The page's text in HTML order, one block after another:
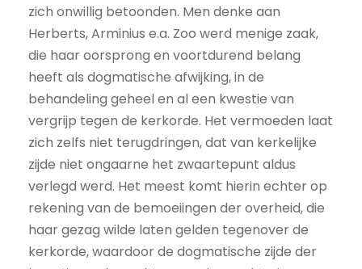
zich onwillig betoonden. Men denke aan
Herberts, Arminius e.a. Zoo werd menige zaak,
die haar oorsprong en voortdurend belang
heeft als dogmatische afwijking, in de
behandeling geheel en al een kwestie van
vergrijp tegen de kerkorde. Het vermoeden laat
zich zelfs niet terugdringen, dat van kerkelijke
zijde niet ongaarne het zwaartepunt aldus
verlegd werd. Het meest komt hierin echter op
rekening van de bemoeiingen der overheid, die
haar gezag wilde laten gelden tegenover de
kerkorde, waardoor de dogmatische zijde der